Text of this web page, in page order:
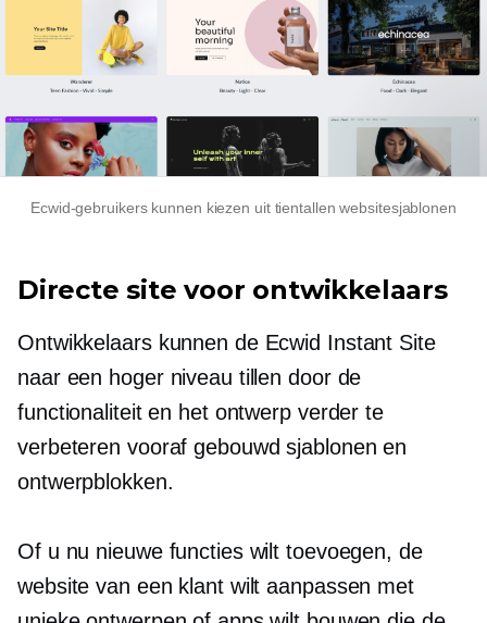
Ecwid-gebruikers kunnen kiezen uit tientallen websitesjablonen
Directe site voor ontwikkelaars
Ontwikkelaars kunnen de Ecwid Instant Site
naar een hoger niveau tillen door de
functionaliteit en het ontwerp verder te
verbeteren vooraf gebouwd sjablonen en
ontwerpblokken.
Of u nu nieuwe functies wilt toevoegen, de
website van een klant wilt aanpassen met